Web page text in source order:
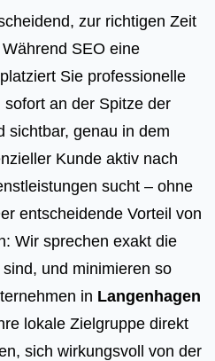
zur richtigen Zeit
SEO eine
Sie professionelle
sofort an der Spitze der
sichtbar, genau in dem
Kunde aktiv nach
sucht – ohne
entscheidende Vorteil von
Wir sprechen exakt die
und minimieren so
in Langenhagen
lokale Zielgruppe direkt
sich wirkungsvoll von der